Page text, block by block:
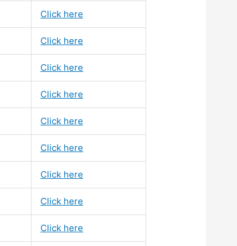
Click here
Click here
Click here
Click here
Click here
Click here
Click here
Click here
Click here